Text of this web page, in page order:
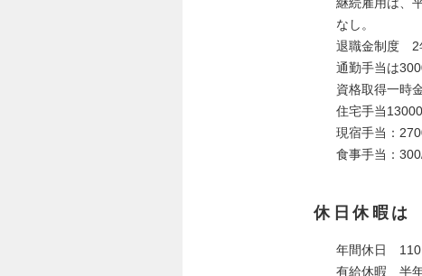
なし。
退職金制度 2
通勤手当は
資格取得一時
住宅手当
現宿手当：
食事手当：
休日休暇は
年間休日 110
有給休暇 半年